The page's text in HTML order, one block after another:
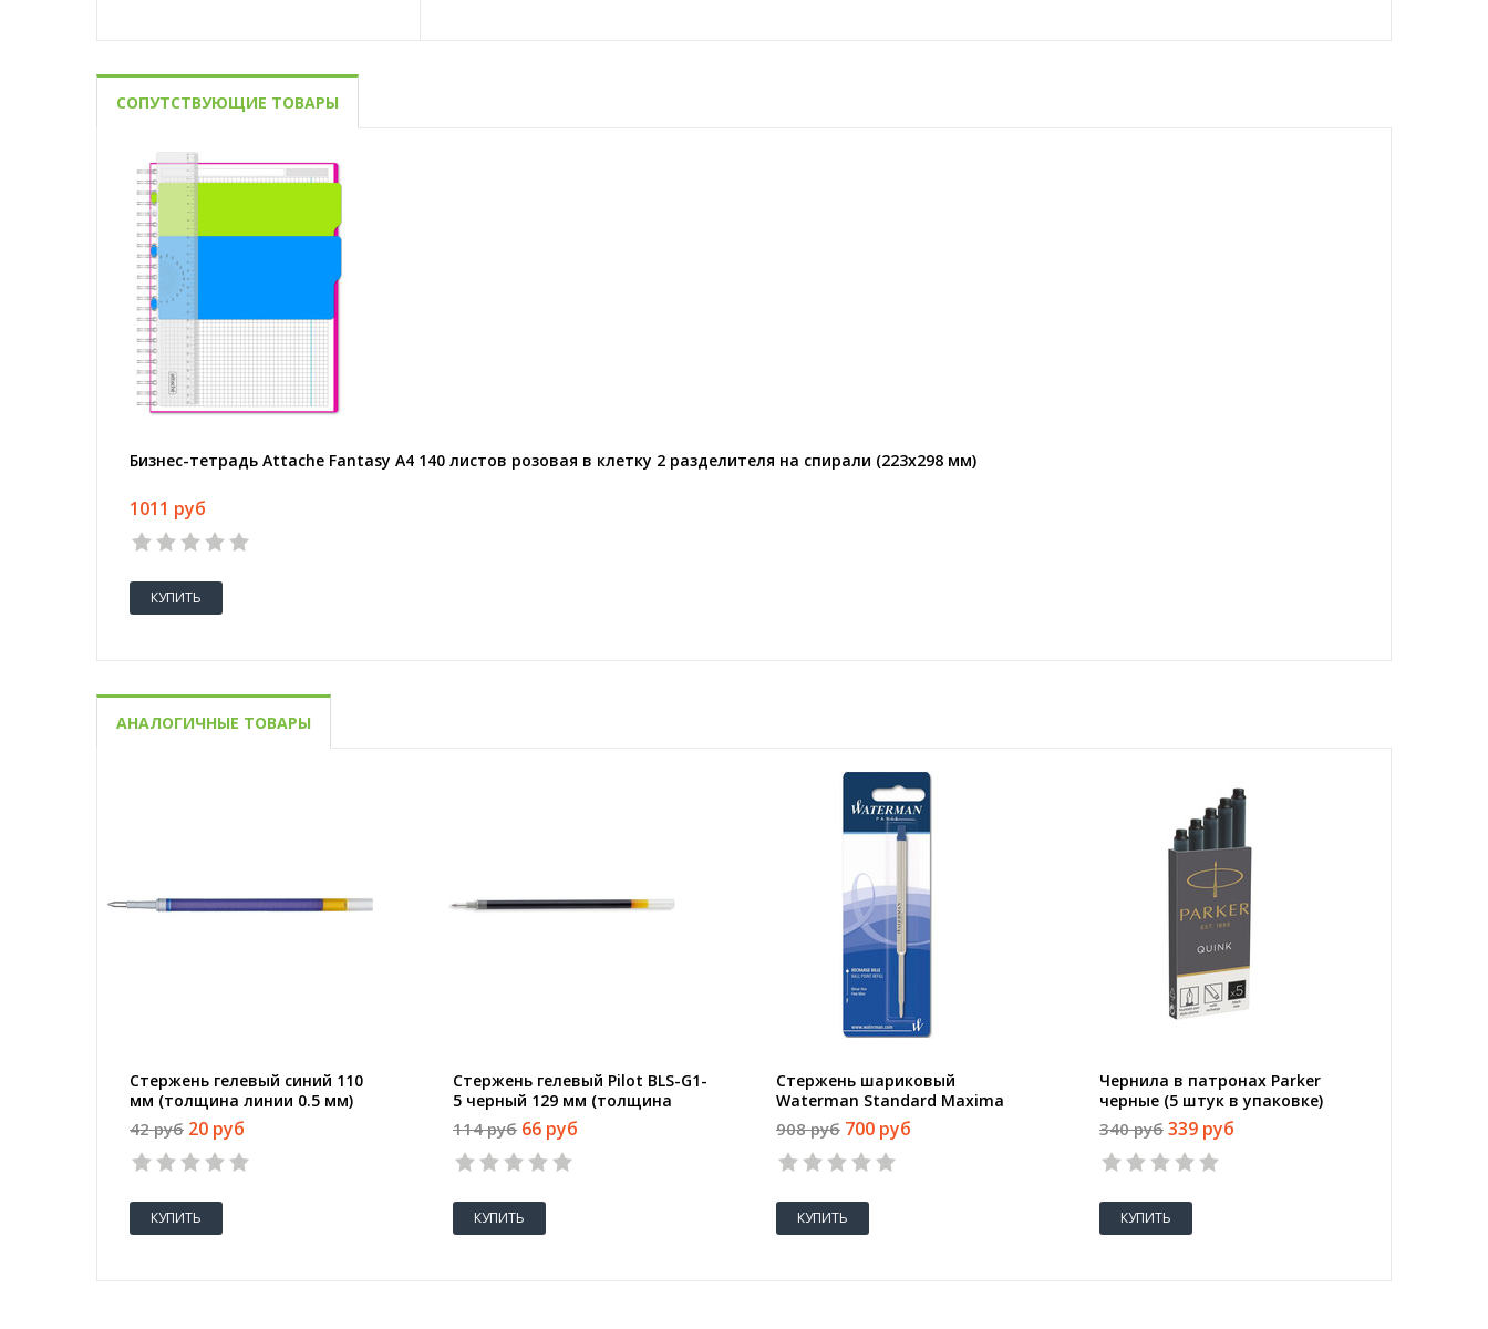
СОПУТСТВУЮЩИЕ ТОВАРЫ
Бизнес-тетрадь Attache Fantasy А4 140 листов розовая в клетку 2 разделителя на спирали (223х298 мм)
1011 руб
КУПИТЬ
АНАЛОГИЧНЫЕ ТОВАРЫ
Стержень гелевый синий 110
мм (толщина линии 0.5 мм)
42 руб 20 руб
КУПИТЬ
Стержень гелевый Pilot BLS-G1-
5 черный 129 мм (толщина
линии 0.3 мм)
114 руб 66 руб
КУПИТЬ
Стержень шариковый
Waterman Standard Maxima
синий 112 мм (толщина линии
0.5 мм)
908 руб 700 руб
КУПИТЬ
Чернила в патронах Parker
черные (5 штук в упаковке)
340 руб 339 руб
КУПИТЬ